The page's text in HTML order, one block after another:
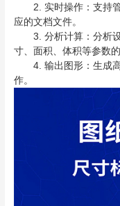
2. 实时操作：支持管
应的文档文件。
3. 分析计算：分析设
寸、面积、体积等参数
4. 输出图形：生成高
作。